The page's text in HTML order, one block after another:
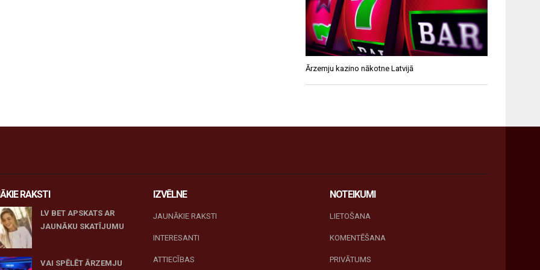
Ārzemju kazino nākotne Latvijā
RAKSTI
LV BET APSKATS AR
JAUNĀKU SKATĪJUMU
VAI SPĒLĒT ĀRZEMJU
IZVĒLNE
JAUNĀKIE RAKSTI
INTERESANTI
ATTIECĪBAS
NOTEIKUMI
LIETOŠANA
KOMENTĒŠANA
PRIVĀTUMS